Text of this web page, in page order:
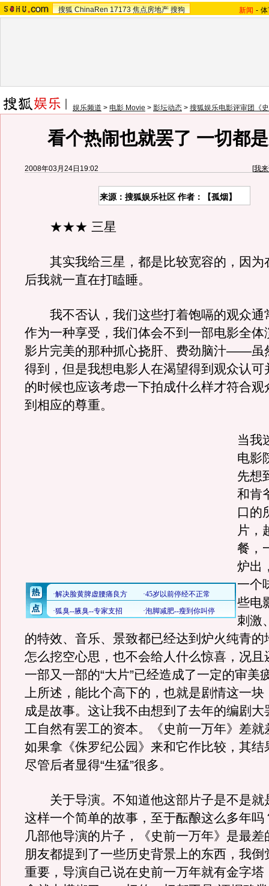
搜狐 ChinaRen 17173 焦点房地产 搜狗 新闻 -
娱乐频道 > 电影 Movie > 影坛动态 > 搜狐娱乐电影评审团《
看个热闹也就罢了 一切都
2008年03月24日19:02 [我
来源：搜狐娱乐社区 作者：【孤烟】
★★★ 三星
其实我给三星，都是比较宽容的，因为
后我就一直在打瞌睡。
我不否认，我们这些打着饱嗝的观众通
作为一种享受，我们体会不到一部电影全体
影片完美的那种抓心挠肝、费劲脑汁——虽
得到，但是我想电影人在渴望得到观众认可
的时候也应该考虑一下拍成什么样才符合观
到相应的尊重。
当我
电影
先想
和肯
口的
片，
餐，
炉出
一个
些电
刺激
的特效、音乐、景致都已经达到炉火纯青的
怎么挖空心思，也不会给人什么惊喜，况且
一部又一部的“大片”已经造成了一定的审美
上所述，能比个高下的，也就是剧情这一块
成是故事。这让我不由想到了去年的编剧大
工自然有罢工的资本。《史前一万年》差就
如果拿《侏罗纪公园》来和它作比较，其结
尽管后者显得“生猛”很多。
关于导演。不知道他这部片子是不是就
这样一个简单的故事，至于酝酿这么多年吗
几部他导演的片子，《史前一万年》是最差
朋友都提到了一些历史背景上的东西，我倒
重要，导演自己说在史前一万年就有金字塔